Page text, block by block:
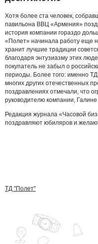
Хотя более ста человек,
павильона ВВЦ «Армения»
история компании гораздо
«Полет» начинала работу еще
хранит лучшие традиции
благодаря энтузиазму этих
покупатель не забыл о
периоды. Более того: именно
многих других отечественных
поздравлениях отмечали, что
руководителю компании,
Редакция журнала «Часовой
поздравляют юбиляров и
ТД "Полет"